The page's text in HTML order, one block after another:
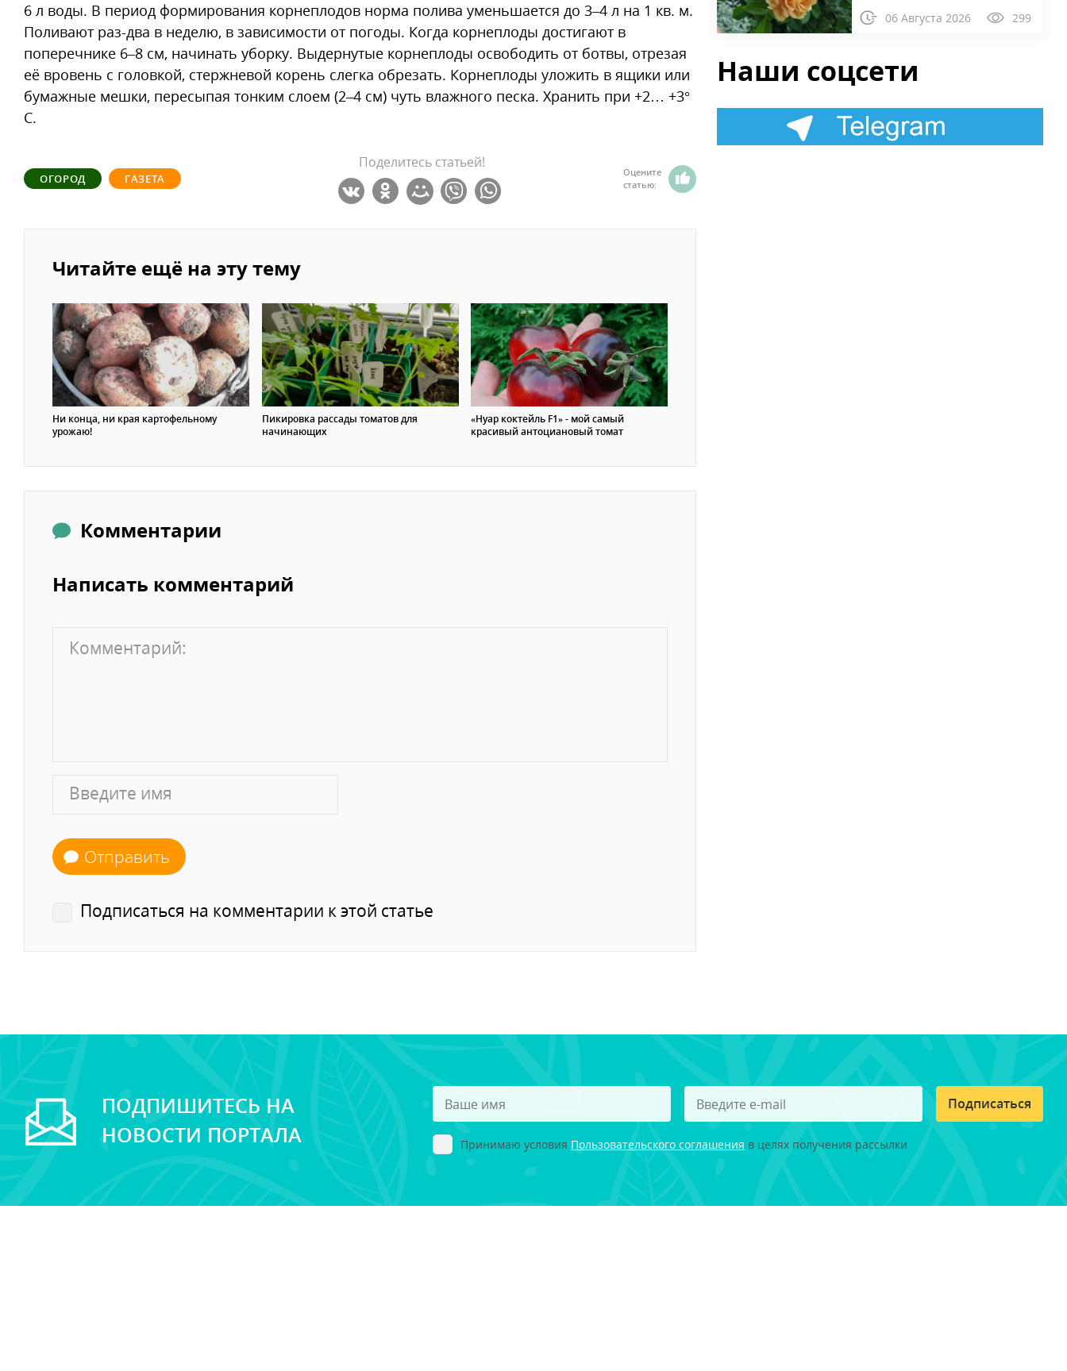
6 л воды. В период формирования корнеплодов норма полива уменьшается до 3–4 л на 1 кв. м.
Поливают раз-два в неделю, в зависимости от погоды. Когда корнеплоды достигают в
поперечнике 6–8 см, начинать уборку. Выдернутые корнеплоды освободить от ботвы, отрезая
её вровень с головкой, стержневой корень слегка обрезать. Корнеплоды уложить в ящики или
бумажные мешки, пересыпая тонким слоем (2–4 см) чуть влажного песка. Хранить при +2… +3°
С.
ОГОРОД ГАЗЕТА
Поделитесь статьей!
Оцените
статью:
Читайте ещё на эту тему
Ни конца, ни края картофельному
урожаю!
Пикировка рассады томатов для
начинающих
«Нуар коктейль F1» - мой самый
красивый антоциановый томат
Комментарии
Написать комментарий
Отправить
Подписаться на комментарии к этой статье
06 Августа 2026 299
Наши соцсети
ПОДПИШИТЕСЬ НА
НОВОСТИ ПОРТАЛА
Подписаться
Принимаю условия Пользовательского соглашения в целях получения рассылки